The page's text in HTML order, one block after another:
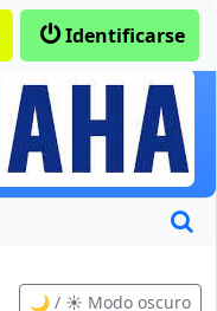
Identificarse
🌙 / ☀️ Modo oscuro